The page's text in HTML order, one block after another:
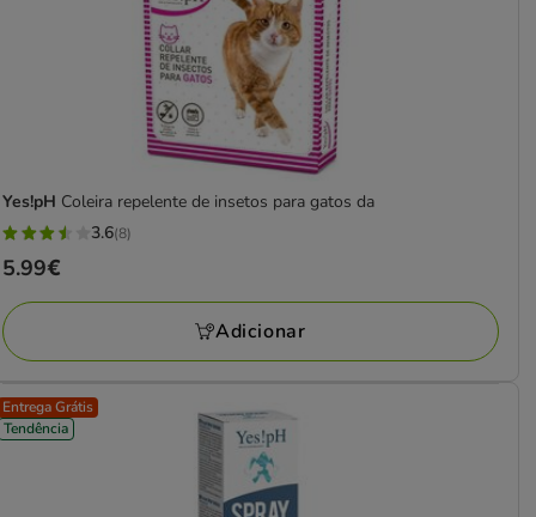
Yes!pH Coleira repelente de insetos para gatos da
3.6
estrelas
com
8
avaliações
3.6(8)
Preço
5.99€
5.99€
Adicionar
Entrega Grátis
Tendência